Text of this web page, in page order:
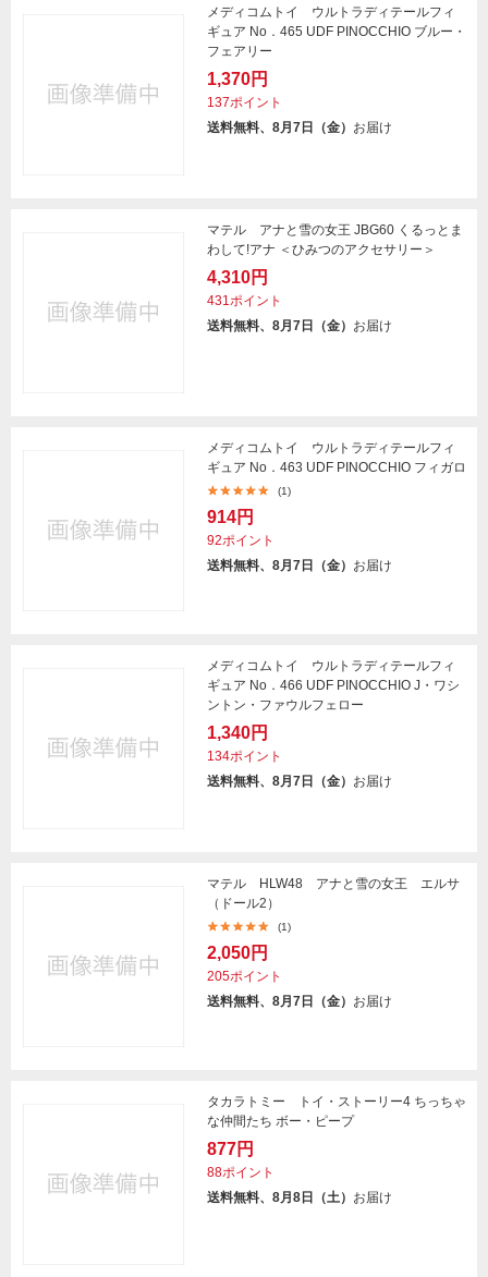
メディコムトイ ウルトラディテールフィ
ギュア No．465 UDF PINOCCHIO ブルー・
フェアリー
1,370円
137ポイント
送料無料、8月7日（金） お届け
マテル アナと雪の女王 JBG60 くるっとま
わして!アナ ＜ひみつのアクセサリー＞
4,310円
431ポイント
送料無料、8月7日（金） お届け
メディコムトイ ウルトラディテールフィ
ギュア No．463 UDF PINOCCHIO フィガロ
(1)
914円
92ポイント
送料無料、8月7日（金） お届け
メディコムトイ ウルトラディテールフィ
ギュア No．466 UDF PINOCCHIO J・ワシ
ントン・ファウルフェロー
1,340円
134ポイント
送料無料、8月7日（金） お届け
マテル HLW48 アナと雪の女王 エルサ
（ドール2）
(1)
2,050円
205ポイント
送料無料、8月7日（金） お届け
タカラトミー トイ・ストーリー4 ちっちゃ
な仲間たち ボー・ピープ
877円
88ポイント
送料無料、8月8日（土） お届け